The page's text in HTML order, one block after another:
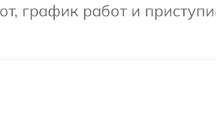
график работ и